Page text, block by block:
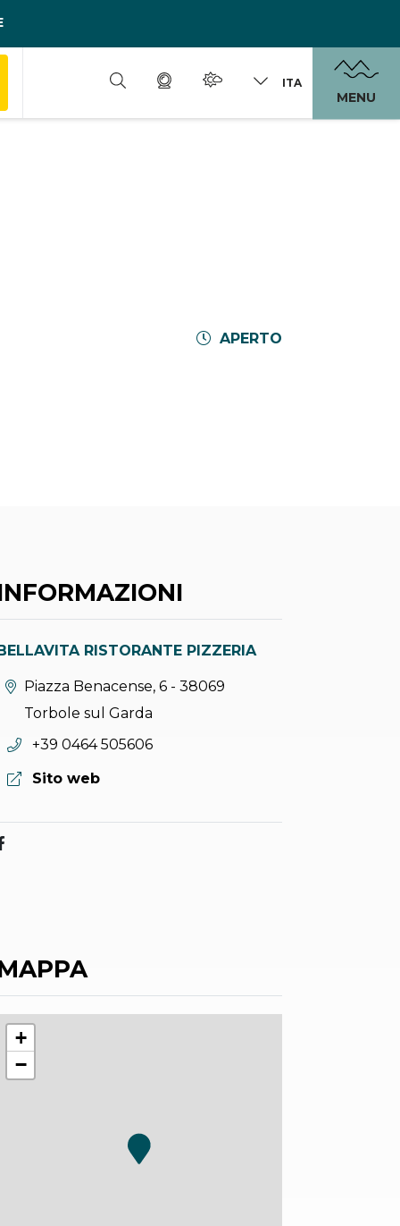
ITA
MENU
APERTO
BELLAVITA RISTORANTE PIZZERIA
Località:Piazza Benacense, 6 - 38069
Torbole sul Garda
Telefono:
+39 0464 505606
Sito web:
Sito web
+
−